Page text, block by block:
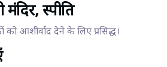
स्पीति
आशीर्वाद देने के लिए प्रसिद्ध।